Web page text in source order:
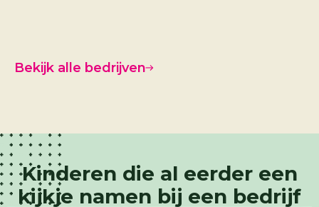
Bekijk alle bedrijven
Kinderen die al eerder een
kijkje namen bij een bedrijf